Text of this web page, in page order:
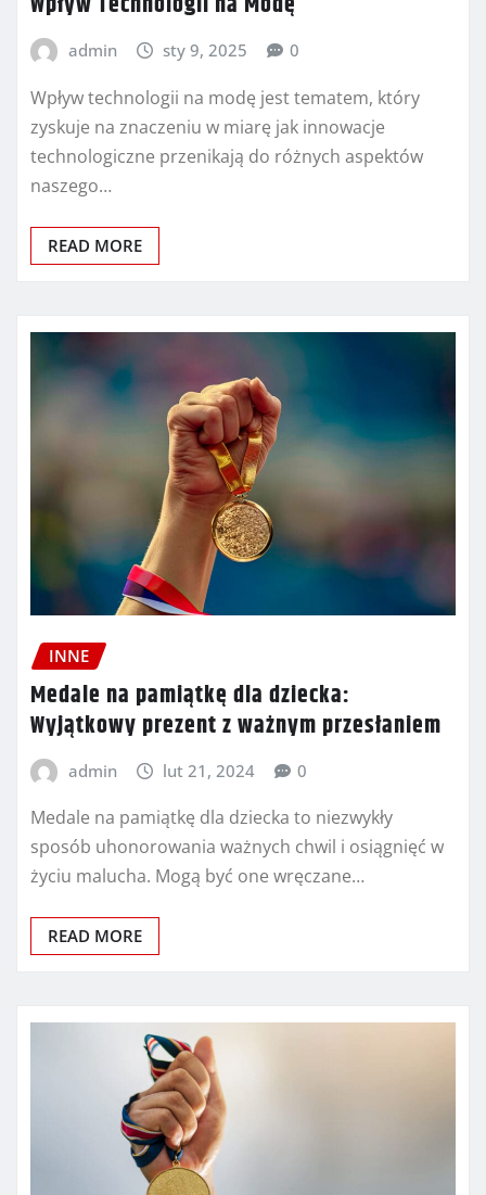
admin sty 9, 2025 0
Wpływ technologii na modę jest tematem, który
zyskuje na znaczeniu w miarę jak innowacje
technologiczne przenikają do różnych aspektów
naszego…
READ MORE
INNE
Medale na pamiątkę dla dziecka:
Wyjątkowy prezent z ważnym przesłaniem
admin lut 21, 2024 0
Medale na pamiątkę dla dziecka to niezwykły
sposób uhonorowania ważnych chwil i osiągnięć w
życiu malucha. Mogą być one wręczane…
READ MORE